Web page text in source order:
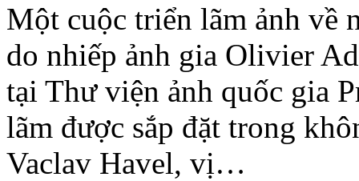
Một cuộc triển lãm ảnh về
do nhiếp ảnh gia Olivier
tại Thư viện ảnh quốc gia
lãm được sắp đặt trong
Vaclav Havel, vị…